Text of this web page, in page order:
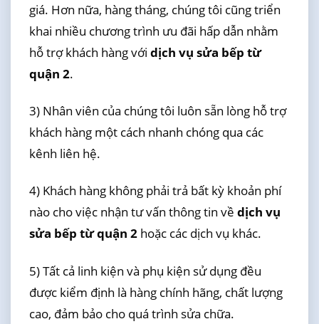
giá. Hơn nữa, hàng tháng, chúng tôi cũng triển
khai nhiều chương trình ưu đãi hấp dẫn nhằm
hỗ trợ khách hàng với dịch vụ sửa bếp từ
quận 2.
3) Nhân viên của chúng tôi luôn sẵn lòng hỗ trợ
khách hàng một cách nhanh chóng qua các
kênh liên hệ.
4) Khách hàng không phải trả bất kỳ khoản phí
nào cho việc nhận tư vấn thông tin về dịch vụ
sửa bếp từ quận 2hoặc các dịch vụ khác.
5) Tất cả linh kiện và phụ kiện sử dụng đều
được kiểm định là hàng chính hãng, chất lượng
cao, đảm bảo cho quá trình sửa chữa.